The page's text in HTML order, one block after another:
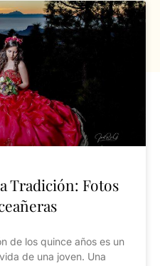
Tradición: Fotos
de los quince años es un
de una joven. Una